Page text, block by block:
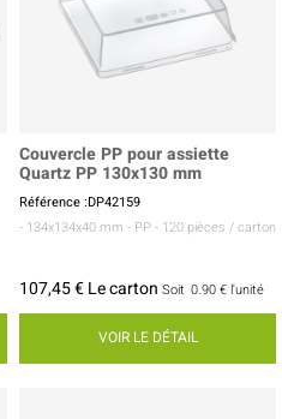
Couvercle PP pour assiette
Quartz PP 130x130 mm
Référence :DP42159
- 134x134x40 mm - PP - 120 pièces / carton
107,45 € Le carton Soit 0.90 € l'unité
VOIR LE DÉTAIL